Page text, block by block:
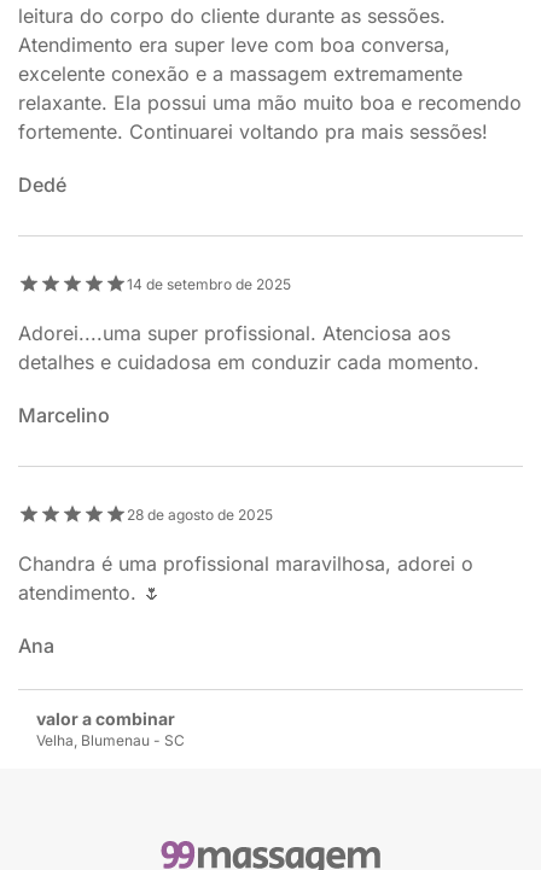
valor a combinar
Velha, Blumenau - SC
leitura do corpo do cliente durante as sessões.
Atendimento era super leve com boa conversa,
excelente conexão e a massagem extremamente
relaxante. Ela possui uma mão muito boa e recomendo
fortemente. Continuarei voltando pra mais sessões!
Dedé
14 de setembro de 2025
Adorei....uma super profissional. Atenciosa aos
detalhes e cuidadosa em conduzir cada momento.
Marcelino
28 de agosto de 2025
Chandra é uma profissional maravilhosa, adorei o
atendimento. 🌷
Ana